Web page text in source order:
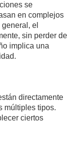
se
en complejos
el
sin perder de
implica una
directamente
múltiples tipos.
ciertos